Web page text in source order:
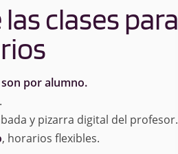
clases para
por alumno.
y pizarra digital del profesor.
, horarios flexibles.